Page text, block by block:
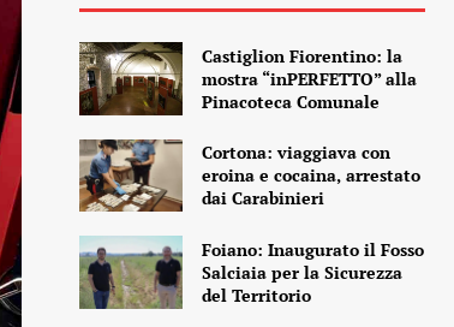
Castiglion Fiorentino: la
mostra “inPERFETTO” alla
Pinacoteca Comunale
Cortona: viaggiava con
eroina e cocaina, arrestato
dai Carabinieri
Foiano: Inaugurato il Fosso
Salciaia per la Sicurezza
del Territorio